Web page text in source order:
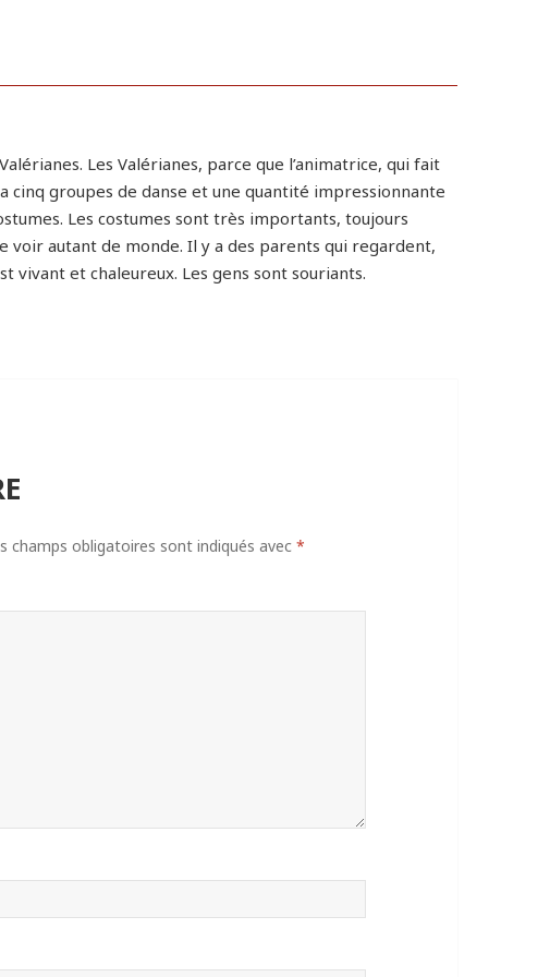
Les Valérianes, parce que l’animatrice, qui fait
cinq groupes de danse et une quantité impressionnante
Les costumes sont très importants, toujours
voir autant de monde. Il y a des parents qui regardent,
vivant et chaleureux. Les gens sont souriants.
champs obligatoires sont indiqués avec*